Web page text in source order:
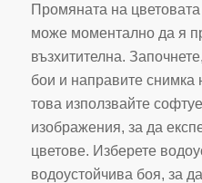
Промяната на
може моментално да я
възхитителна.
бои и направите
това използвайте
изображения, за да
цветове. Изберете
водоустойчива боя, за